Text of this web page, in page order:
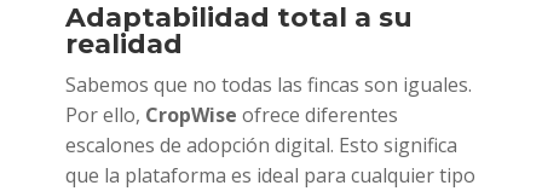
Adaptabilidad total a su
realidad
Sabemos que no todas las fincas son iguales.
Por ello, CropWise ofrece diferentes
escalones de adopción digital. Esto significa
que la plataforma es ideal para cualquier tipo